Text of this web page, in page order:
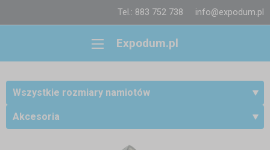
Tel.: 883 752 738 info@expodum.pl
Expodum.pl
Wszystkie rozmiary namiotów
Akcesoria